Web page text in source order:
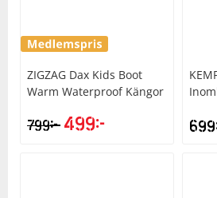
ZIGZAG Dax Kids Boot
Warm Waterproof Kängor
799kr 499kr 699